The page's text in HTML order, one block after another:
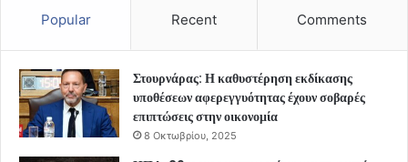
Popular Recent Comments
Στουρνάρας: Η καθυστέρηση εκδίκασης
υποθέσεων αφερεγγυότητας έχουν σοβαρές
επιπτώσεις στην οικονομία
8 Οκτωβρίου, 2025